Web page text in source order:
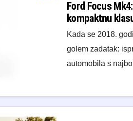
Ford Focus
kompaktnu
Kada se 2018.
golem zadatak:
automobila s